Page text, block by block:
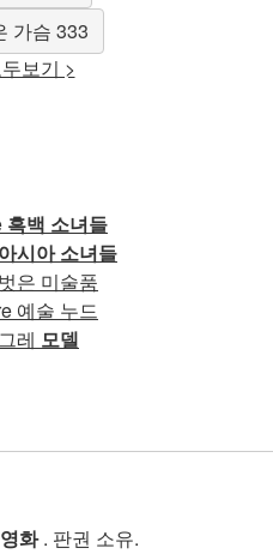
가슴 333
보기 >
흑백 소녀들
아시아 소녀들
은 미술품
예술 누드
레 모델
영화. 판권 소유.